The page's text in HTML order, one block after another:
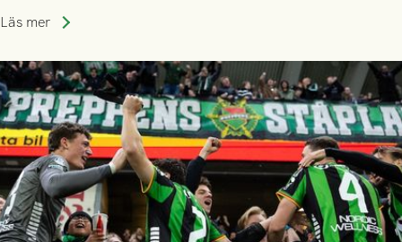
publiksnitt, ett lag med både kollektiv styrka och individuell
Läs mer